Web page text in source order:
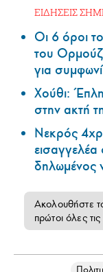
ΕΙΔΗΣΕΙΣ
Οι 6 όροι
του
για
Χούθι:
στην ακτή
Νεκρός
εισαγγελέα
δηλωμένος
Ακολουθήστε
πρώτοι όλες τις